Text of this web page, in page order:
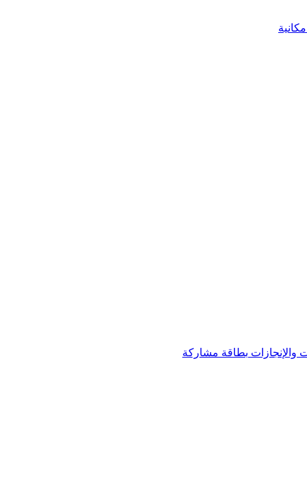
والإنجازات بطاقة مشاركة